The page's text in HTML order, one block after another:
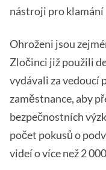
nástroji pro klamání
Ohroženi jsou
Zločinci již použili
vydávali za vedoucí
zaměstnance, aby
bezpečnostních
počet pokusů o
videí o více než 2